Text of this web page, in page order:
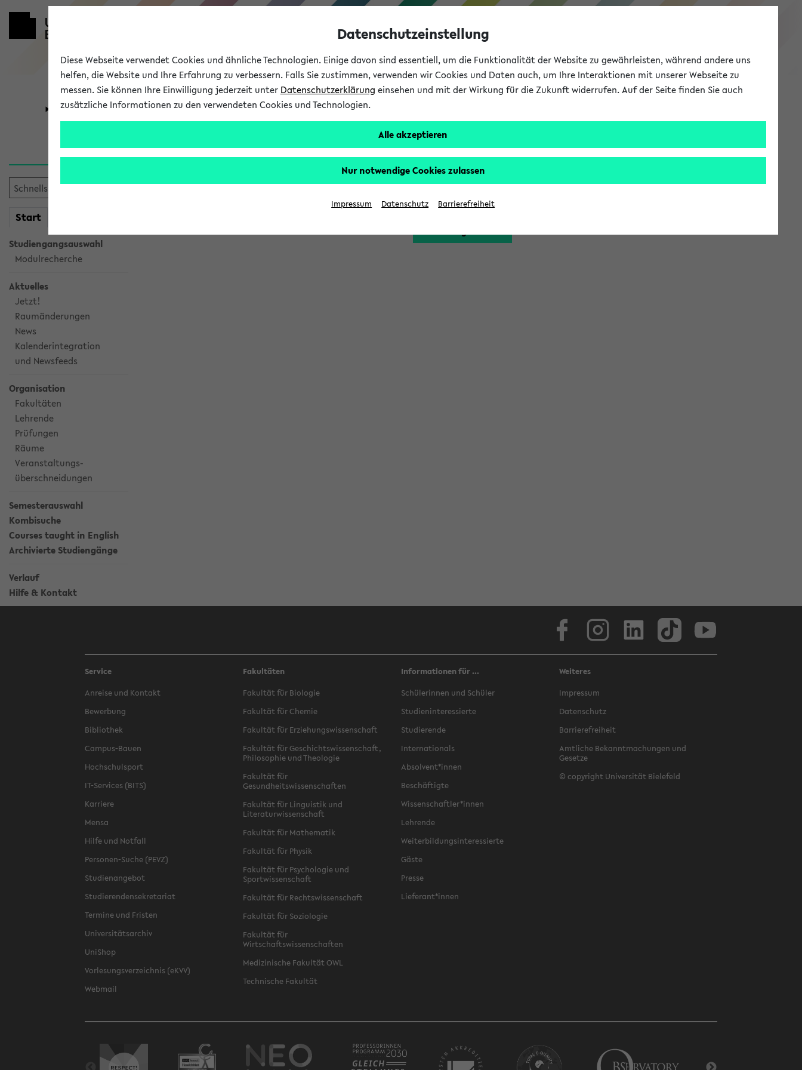
eKVV
Universität Forschung Studium
Start
Studiengangsauswahl
Modulrecherche
Aktuelles
Jetzt!
Raumänderungen
News
Kalenderintegration
und Newsfeeds
Organisation
Fakultäten
Lehrende
Prüfungen
Räume
Veranstaltungs-
überschneidungen
Semesterauswahl
Kombisuche
Courses taught in English
Archivierte Studiengänge
Verlauf
Hilfe & Kontakt
Sie möchten auf eine eKVV Funktion zugreifen, die Ihnen erst nach einer Anmeldung am System zur Verfügung steht.
Bitte melden Sie sich an:
Service
Anreise und Kontakt
Bewerbung
Bibliothek
Campus-Bauen
Hochschulsport
IT-Services (BITS)
Karriere
Mensa
Hilfe und Notfall
Personen-Suche (PEVZ)
Studienangebot
Studierendensekretariat
Termine und Fristen
Universitätsarchiv
UniShop
Vorlesungsverzeichnis (eKVV)
Webmail
Fakultäten
Fakultät für Biologie
Fakultät für Chemie
Fakultät für Erziehungswissenschaft
Fakultät für Geschichtswissenschaft,
Philosophie und Theologie
Fakultät für
Gesundheitswissenschaften
Fakultät für Linguistik und
Literaturwissenschaft
Fakultät für Mathematik
Fakultät für Physik
Fakultät für Psychologie und
Sportwissenschaft
Fakultät für Rechtswissenschaft
Fakultät für Soziologie
Fakultät für
Wirtschaftswissenschaften
Medizinische Fakultät OWL
Technische Fakultät
Informationen für ...
Schülerinnen und Schüler
Studieninteressierte
Studierende
Internationals
Absolvent*innen
Beschäftigte
Wissenschaftler*innen
Lehrende
Weiterbildungsinteressierte
Gäste
Presse
Lieferant*innen
Weiteres
Impressum
Datenschutz
Barrierefreiheit
Amtliche Bekanntmachungen und
Gesetze
© copyright Universität Bielefeld
Datenschutzeinstellung
Diese Webseite verwendet Cookies und ähnliche Technologien. Einige davon sind essentiell, um die Funktionalität der Website zu gewährleisten, während andere uns
helfen, die Website und Ihre Erfahrung zu verbessern. Falls Sie zustimmen, verwenden wir Cookies und Daten auch, um Ihre Interaktionen mit unserer Webseite zu
messen. Sie können Ihre Einwilligung jederzeit unter Datenschutzerklärung einsehen und mit der Wirkung für die Zukunft widerrufen. Auf der Seite finden Sie auch
zusätzliche Informationen zu den verwendeten Cookies und Technologien.
Alle akzeptieren
Nur notwendige Cookies zulassen
Impressum Datenschutz Barrierefreiheit